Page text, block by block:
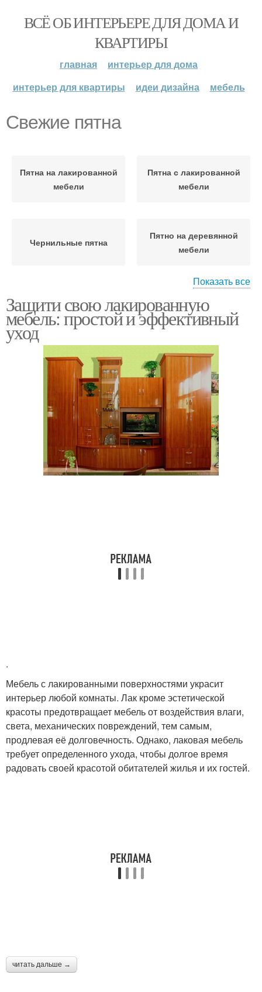
ВСЁ ОБ ИНТЕРЬЕРЕ ДЛЯ ДОМА И
КВАРТИРЫ
главная
интерьер для дома
интерьер для квартиры
идеи дизайна мебель
Свежие пятна
Пятна на лакированной
мебели
Пятна с лакированной
мебели
Чернильные пятна
Пятно на деревянной
мебели
поверхности
Жирные пятна
Сложные пятна
Показать все
Защити свою лакированную
мебель: простой и эффективный
уход
.
Мебель с лакированными поверхностями украсит
интерьер любой комнаты. Лак кроме эстетической
красоты предотвращает мебель от воздействия влаги,
света, механических повреждений, тем самым,
продлевая её долговечность. Однако, лаковая мебель
требует определенного ухода, чтобы долгое время
радовать своей красотой обитателей жилья и их гостей.
читать дальше →